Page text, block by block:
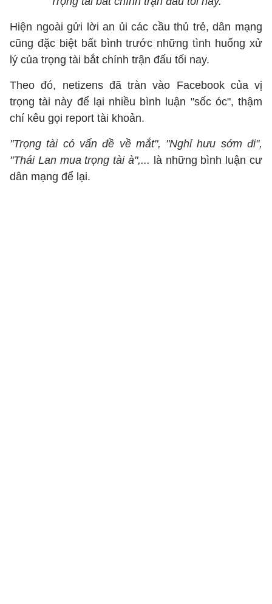
Hiện ngoài gửi lời an ủi các cầu thủ trẻ, dân mạng
cũng đặc biệt bất bình trước những tình huống xử
lý của trọng tài bắt chính trận đấu tối nay.
Theo đó, netizens đã tràn vào Facebook của vị
trọng tài này để lại nhiều bình luận "sốc óc", thậm
chí kêu gọi report tài khoản.
"Trọng tài có vấn đề về mắt", "Nghỉ hưu sớm đi",
"Thái Lan mua trọng tài à",... là những bình luận cư
dân mạng để lại.